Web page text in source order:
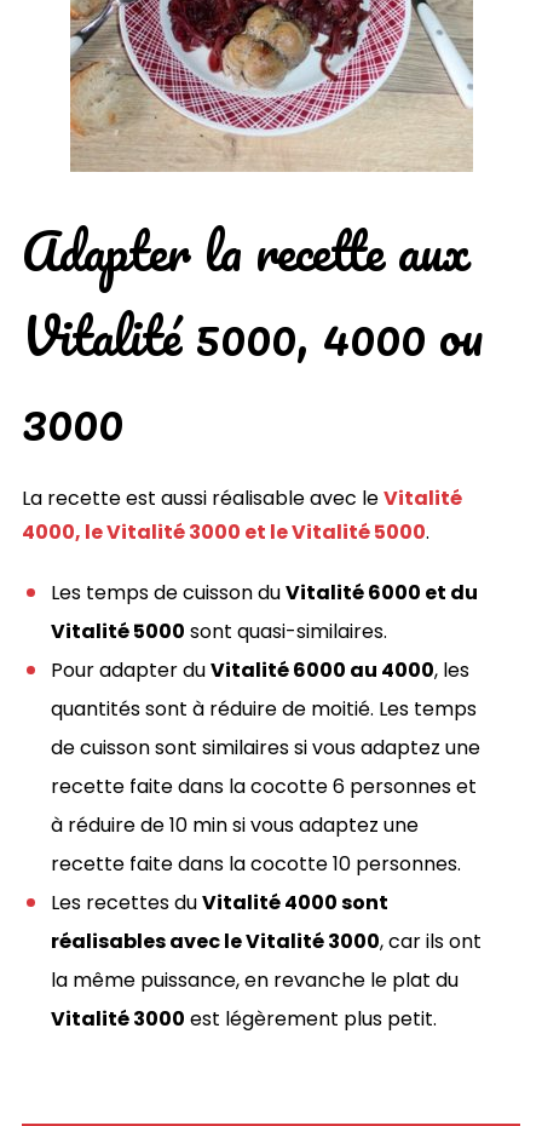
Adapter la recette aux
Vitalité 5000, 4000 ou
3000
La recette est aussi réalisable avec leVitalité
4000, le Vitalité 3000 et le Vitalité 5000.
Les temps de cuisson duVitalité 6000 et du
Vitalité 5000 sont quasi-similaires.
Pour adapter duVitalité 6000 au 4000, les
quantités sont à réduire de moitié. Les temps
de cuisson sont similaires si vous adaptez une
recette faite dans la cocotte 6 personnes et
à réduire de 10 min si vous adaptez une
recette faite dans la cocotte 10 personnes.
Les recettes duVitalité 4000 sont
réalisables avec le Vitalité 3000, car ils ont
la même puissance, en revanche le plat du
Vitalité 3000 est légèrement plus petit.